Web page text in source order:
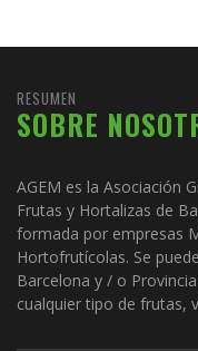
RESUMEN
SOBRE
AGEM es la Asociación
Frutas y Hortalizas de
formada por empresas
Hortofrutícolas. Se
Barcelona y / o
cualquier tipo de frutas,